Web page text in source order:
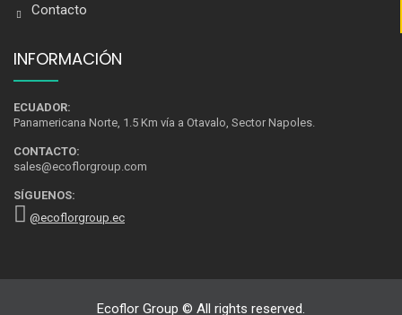
Contacto
INFORMACIÓN
ECUADOR:
Panamericana Norte, 1.5 Km vía a Otavalo, Sector Napoles.
CONTACTO:
sales@ecoflorgroup.com
SÍGUENOS:
@ecoflorgroup.ec
Ecoflor Group © All rights reserved.